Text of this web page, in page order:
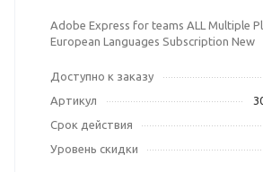
Adobe Express for teams ALL Multiple
European Languages Subscription New
Доступно к заказу
Артикул
Срок действия
Уровень скидки